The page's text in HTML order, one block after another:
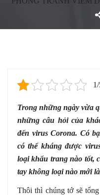
Trong những ngày vừa
những câu hỏi của
đến virus Corona. Có
có thể kháng được
loại khẩu trang nào tốt,
tay không loại nào mới
Thôi thì chúng tớ sẽ